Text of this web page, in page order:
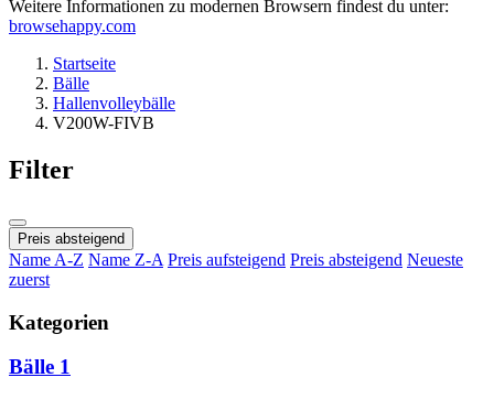
Weitere Informationen zu modernen Browsern findest du unter:
browsehappy.com
Startseite
Bälle
Hallenvolleybälle
V200W-FIVB
Filter
Preis absteigend
Name A-Z Name Z-A Preis aufsteigend Preis absteigend Neueste
zuerst
Kategorien
Bälle 1